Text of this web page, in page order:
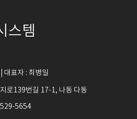
스템
대표자 : 최병일
로139번길 17-1, 나동 다동
5654